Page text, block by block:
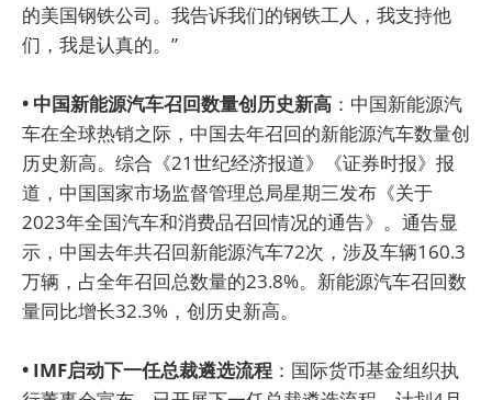
的美国钢铁公司。我告诉我们的钢铁工人，我支持他
们，我是认真的。”
• 中国新能源汽车召回数量创历史新高 ：中国新能源汽
车在全球热销之际，中国去年召回的新能源汽车数量创
历史新高。综合《21世纪经济报道》《证券时报》报
道，中国国家市场监督管理总局星期三发布《关于
2023年全国汽车和消费品召回情况的通告》。通告显
示，中国去年共召回新能源汽车72次，涉及车辆160.3
万辆，占全年召回总数量的23.8%。新能源汽车召回数
量同比增长32.3%，创历史新高。
• IMF启动下一任总裁遴选流程 ：国际货币基金组织执